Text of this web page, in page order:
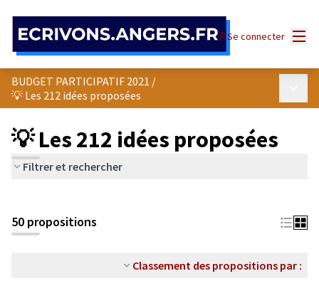
Se connecter
BUDGET PARTICIPATIF 2021 /
💡 Les 212 idées proposées
💡 Les 212 idées proposées
Filtrer et rechercher
50 propositions
Classement des propositions par :